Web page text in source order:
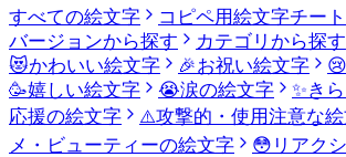
すべての絵文字
コピペ用絵文字チー
バージョンから探す
カテゴリから探す
😻かわいい絵文字 🎉お祝い絵文字 😢
🥳嬉しい絵文字 😭涙の絵文字 ✨き
応援の絵文字
⚠️攻撃的・使用注意な
メ・ビューティーの絵文字
😳 リアク